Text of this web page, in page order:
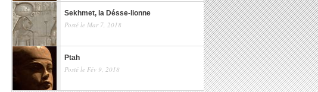
Sekhmet, la Désse-lionne
Posté le Mar 7, 2018
Ptah
Posté le Fév 9, 2018